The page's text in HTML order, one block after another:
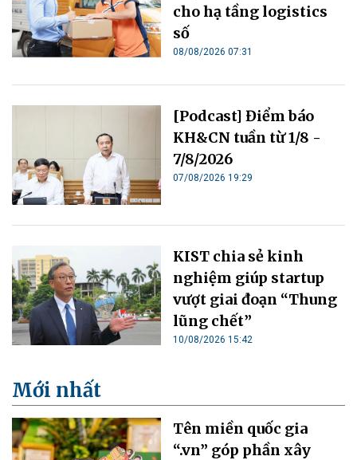
cho hạ tầng logistics
số
08/08/2026 07:31
[Podcast] Điểm báo
KH&CN tuần từ 1/8 -
7/8/2026
07/08/2026 19:29
KIST chia sẻ kinh
nghiệm giúp startup
vượt giai đoạn “Thung
lũng chết”
10/08/2026 15:42
Mới nhất
Tên miền quốc gia
“.vn” góp phần xây